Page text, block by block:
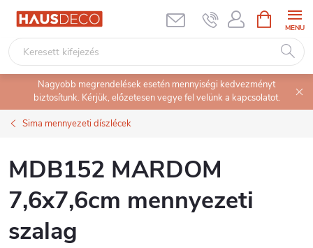
Ugrás
tartalomhoz
KOSÁR
Nagyobb megrendelések esetén mennyiségi kedvezményt
biztosítunk. Kérjük, előzetesen vegye fel velünk a kapcsolatot.
Sima mennyezeti díszlécek
MDB152 MARDOM
7,6x7,6cm mennyezeti
szalag